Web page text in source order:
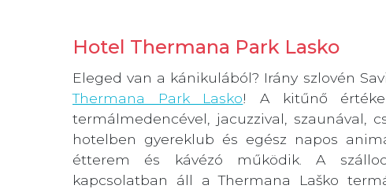
Hotel Thermana Park Lasko
Eleged van a kánikulából? Irány szlovén
Thermana Park Lasko! A kitűnő
termálmedencével, jacuzzival, szaunával,
hotelben gyereklub és egész napos
étterem és kávézó működik. A
kapcsolatban áll a Thermana Laško